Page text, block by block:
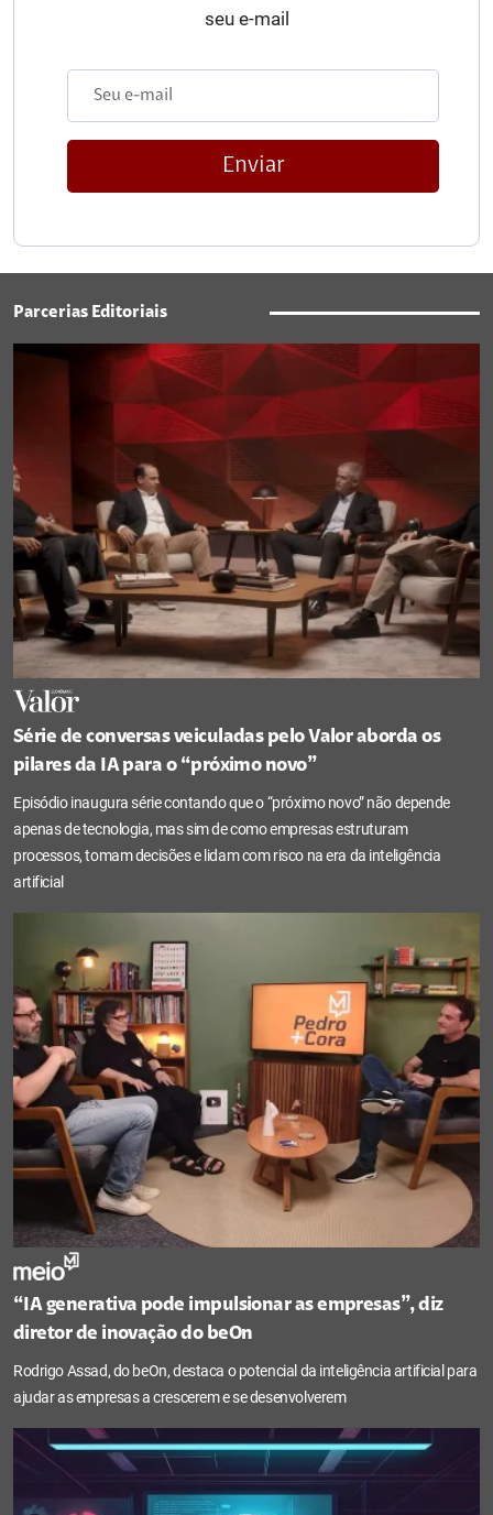
seu e-mail
Enviar
Parcerias Editoriais
Série de conversas veiculadas pelo Valor aborda os
pilares da IA para o “próximo novo”
Episódio inaugura série contando que o “próximo novo” não depende
apenas de tecnologia, mas sim de como empresas estruturam
processos, tomam decisões e lidam com risco na era da inteligência
artificial
“IA generativa pode impulsionar as empresas”, diz
diretor de inovação do beOn
Rodrigo Assad, do beOn, destaca o potencial da inteligência artificial para
ajudar as empresas a crescerem e se desenvolverem